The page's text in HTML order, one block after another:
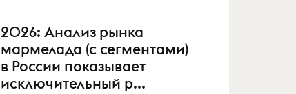
2026: Анализ рынка
мармелада (с сегментами)
в России показывает
исключительный р...